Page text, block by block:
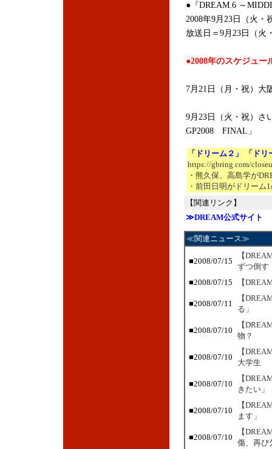
●『DREAM.6 ～
2008年9月23日（火・
放送日＝9月23日（火
●2008年のスケジュー
7月21日（月・祝）
9月23日（火・祝）
GP2008 FINAL」
「ドリーム２」 「ド
https://gbring.com/
・熊久保、高島学が
・前田日明がドリーム
【関連リンク】
≫DREAM公式サイト
≪関連ニュース≫
■2008/07/15
【
ずつ倒す
■2008/07/15
【
■2008/07/11
【
る」
■2008/07/10
【
物？
■2008/07/10
【
大学生
■2008/07/10
【
きたい」
■2008/07/10
【
ます」
■2008/07/10
【
傷、再